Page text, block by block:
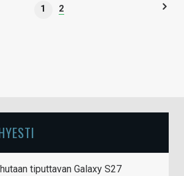
1 2
tiputtavan Galaxy S27